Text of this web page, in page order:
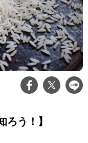
う！】